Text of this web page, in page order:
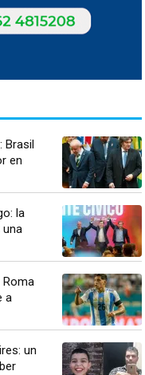
Brasil
en
la
una
Roma
a
un